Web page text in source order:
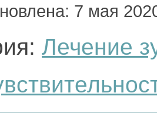
7 мая
Лечение